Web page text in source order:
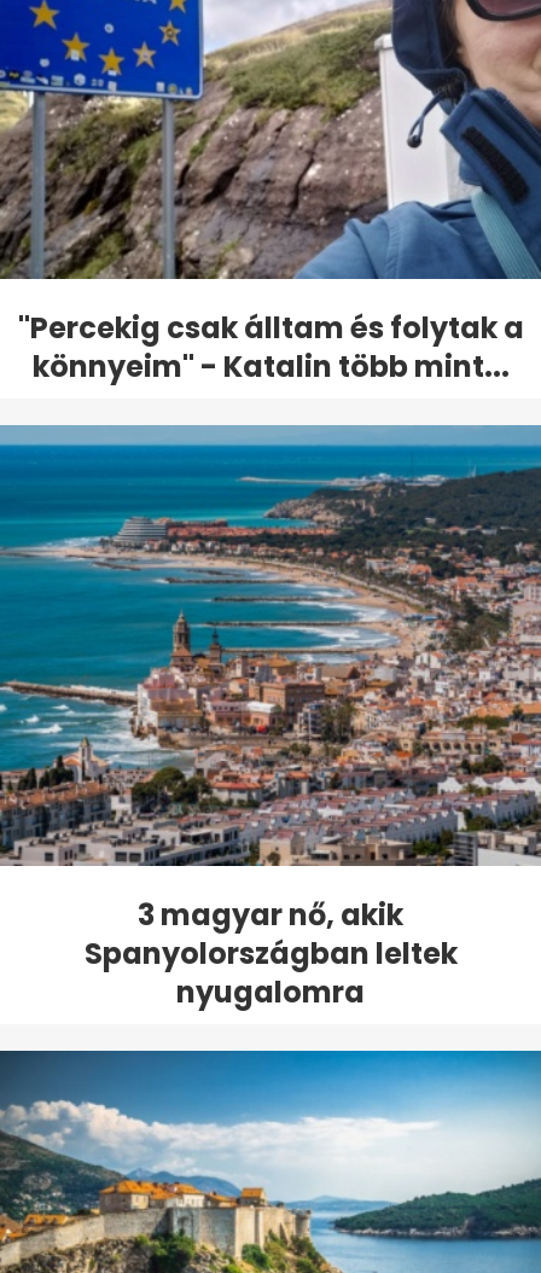
"Percekig csak álltam és folytak a
könnyeim" - Katalin több mint...
3 magyar nő, akik
Spanyolországban leltek
nyugalomra